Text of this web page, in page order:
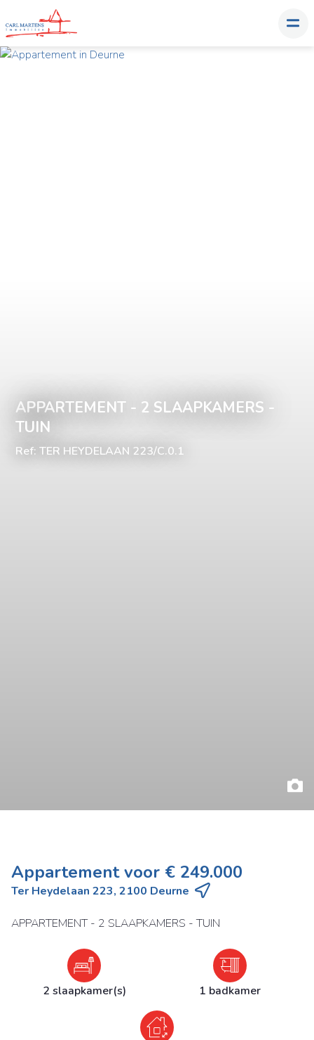
APPARTEMENT - 2 SLAAPKAMERS -
TUIN
Ref: TER HEYDELAAN 223/C.0.1
Appartement voor € 249.000
Ter Heydelaan 223, 2100 Deurne
APPARTEMENT - 2 SLAAPKAMERS - TUIN
2 slaapkamer(s) 1 badkamer